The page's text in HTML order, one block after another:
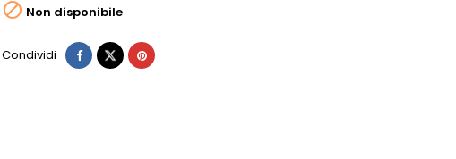
 Non disponibile
Condividi